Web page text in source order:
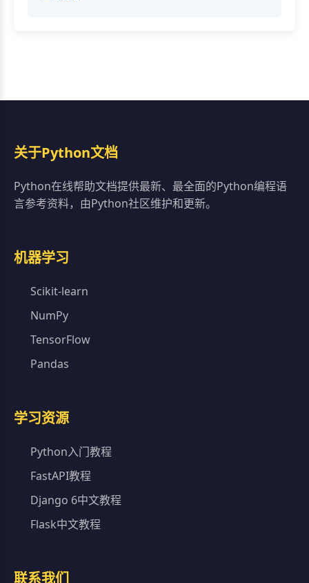
关于Python文档
Python在线帮助文档提供最新、最全面的Python编程语
言参考资料，由Python社区维护和更新。
机器学习
Scikit-learn
NumPy
TensorFlow
Pandas
学习资源
Python入门教程
FastAPI教程
Django 6中文教程
Flask中文教程
联系我们